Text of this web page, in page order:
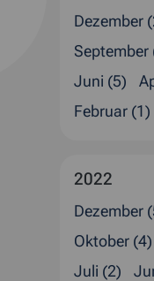
Dezember
September
Juni (5)
Februar (1)
2022
Dezember
Oktober (4)
Juli (2)